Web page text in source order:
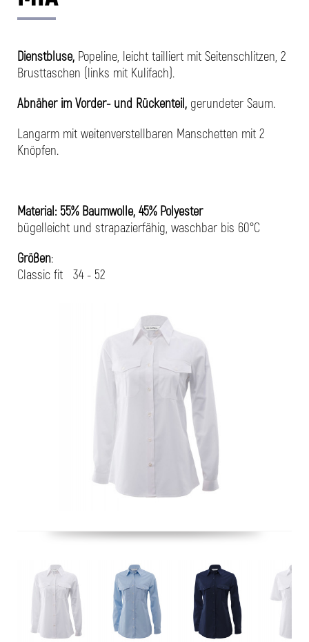
Dienstbluse, Popeline, leicht tailliert mit Seitenschlitzen, 2
Brusttaschen (links mit Kulifach).
Abnäher im Vorder- und Rückenteil, gerundeter Saum.
Langarm mit weitenverstellbaren Manschetten mit 2
Knöpfen.
Material: 55% Baumwolle, 45% Polyester
bügelleicht und strapazierfähig, waschbar bis 60°C
Größen:
Classic fit 34 - 52